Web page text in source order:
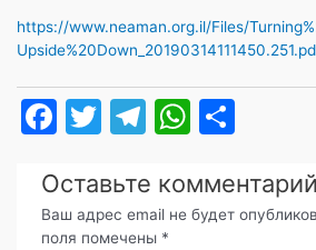
https://www.neaman.org.il/Files/
F
c
e
T
itt
er
T
e
gr
W
at
s
п
р
Оставьте комментарий
Ваш адрес email не будет
поля помечены *